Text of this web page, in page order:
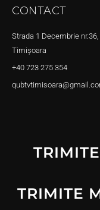
CONTACT
Strada 1 Decembrie nr.36,
Timișoara
+40 723 275 354
TRIMITE